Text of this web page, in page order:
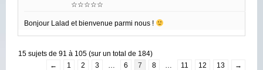
☆☆☆☆☆
Bonjour Lalad et bienvenue parmi nous !
15 sujets de 91 à 105 (sur un total de 184)
←
1 2 3 … 6 7 8 … 11 12 13 →